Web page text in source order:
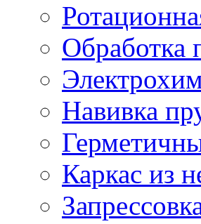
Обработка
Навивка
Каркас из